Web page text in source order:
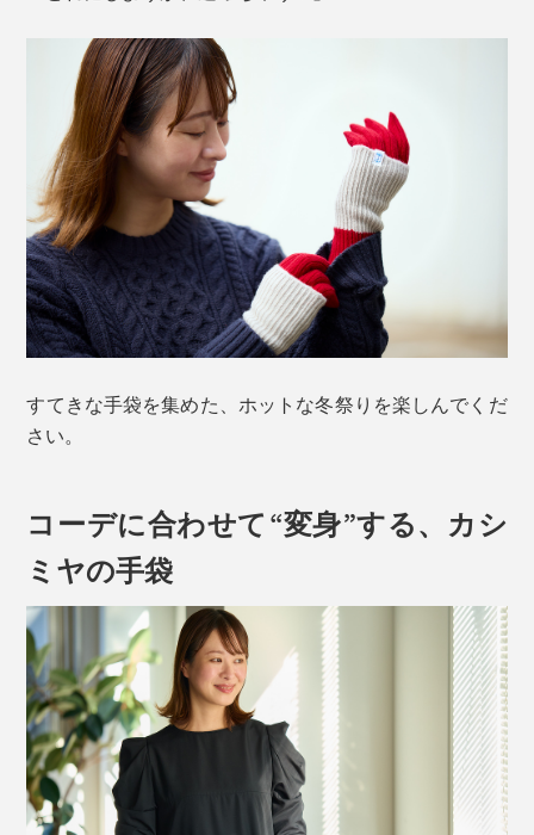
すてきな手袋を集めた、ホットな冬祭りを楽しんでくだ
さい。
コーデに合わせて“変身”する、カシ
ミヤの手袋